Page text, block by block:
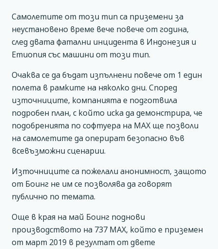
Самолетите от този тип са приземени за
неустановено време вече повече от година,
след двата фатални инцидента в Индонезия и
Етиопия със машини от този тип.
Очаква се да бъдат изпълнени повече от 1 един
полета в рамките на няколко дни. Според
източниците, компанията е подготвила
подробен план, с който иска да демонстрира, че
подобренията по софтуера на MAX ще позволи
на самолетите да оперират безопасно във
всевъзможни сценарии.
Източниците са пожелали анонимност, защото
от Боинг не им се позволява да говорят
публично по темата.
Още в края на май Боинг поднови
производството на 737 MAX, който е приземен
от март 2019 в резултат от двете